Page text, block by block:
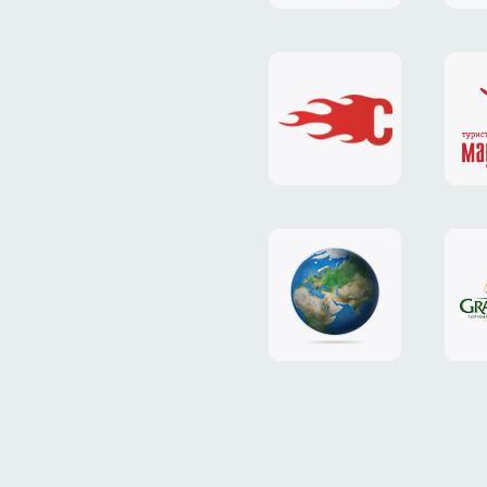
весенние
тарифы
«HOST.com.ua»
дизайн
сайта
«NIC.CO.UA»